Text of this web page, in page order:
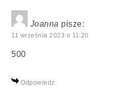
Joanna pisze:
11 września 2023 o 11:20
500
Odpowiedz